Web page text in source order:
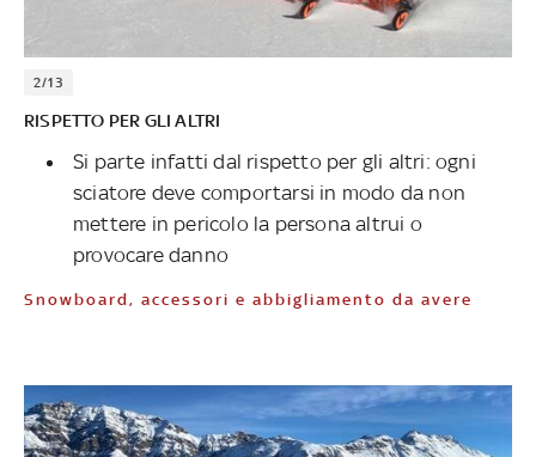
2/13
RISPETTO PER GLI ALTRI
Si parte infatti dal rispetto per gli altri: ogni
sciatore deve comportarsi in modo da non
mettere in pericolo la persona altrui o
provocare danno
Snowboard, accessori e abbigliamento da avere